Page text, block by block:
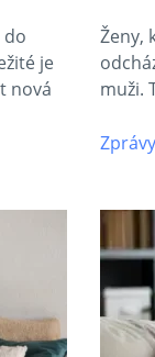
do
je
nová
Ženy,
muži.
Zprávy